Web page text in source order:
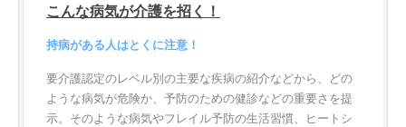
こんな病気が介護を招く！
持病がある人はとくに注意！
要介護認定のレベル別の主要な疾病の紹介などから、どの
ような病気が危険か、予防のための健診などの重要さを提
示。そのような病気やフレイル予防の生活習慣、ヒートシ